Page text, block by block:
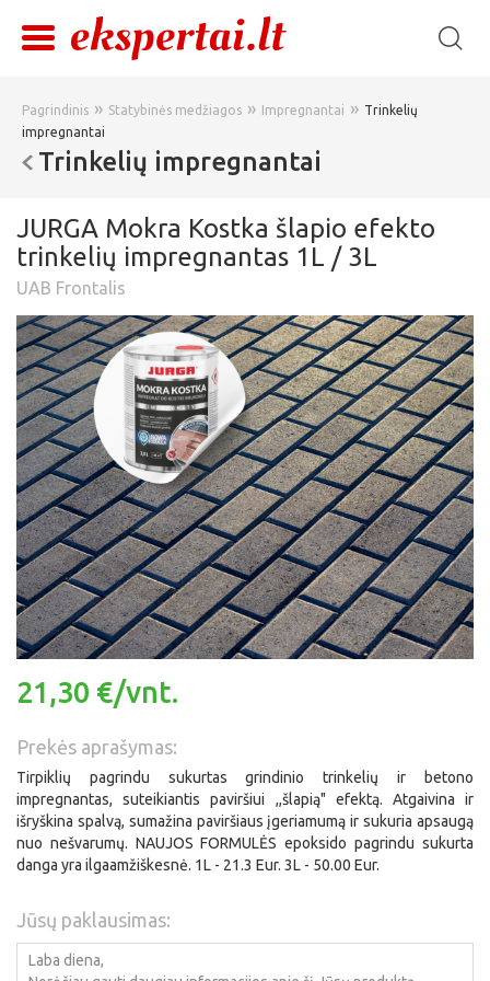
Pagrindinis » Statybinės medžiagos » Impregnantai » Trinkelių
impregnantai
Trinkelių impregnantai
JURGA Mokra Kostka šlapio efekto
trinkelių impregnantas 1L / 3L
UAB Frontalis
21,30 €/vnt.
Prekės aprašymas:
Tirpiklių pagrindu sukurtas grindinio trinkelių ir betono
impregnantas, suteikiantis paviršiui ,,šlapią" efektą. Atgaivina ir
išryškina spalvą, sumažina paviršiaus įgeriamumą ir sukuria apsaugą
nuo nešvarumų. NAUJOS FORMULĖS epoksido pagrindu sukurta
danga yra ilgaamžiškesnė. 1L - 21.3 Eur. 3L - 50.00 Eur.
Jūsų paklausimas: